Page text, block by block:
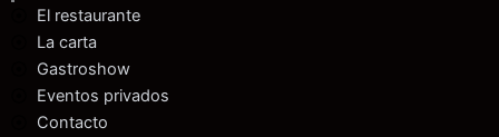
El restaurante
La carta
Gastroshow
Eventos privados
Contacto